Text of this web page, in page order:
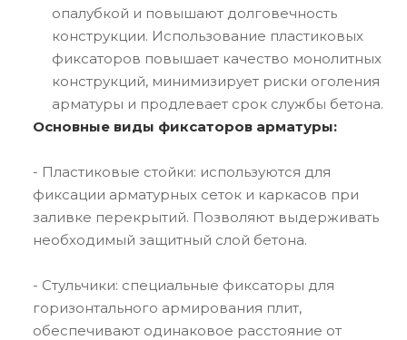
опалубкой и повышают долговечность
конструкции. Использование пластиковых
фиксаторов повышает качество монолитных
конструкций, минимизирует риски оголения
арматуры и продлевает срок службы бетона.
Основные виды фиксаторов арматуры:
- Пластиковые стойки: используются для
фиксации арматурных сеток и каркасов при
заливке перекрытий. Позволяют выдерживать
необходимый защитный слой бетона.
- Стульчики: специальные фиксаторы для
горизонтального армирования плит,
обеспечивают одинаковое расстояние от